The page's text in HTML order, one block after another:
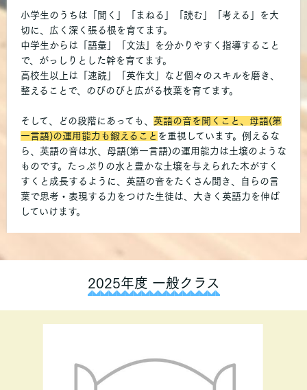
小学生のうちは「聞く」「まねる」「読む」「考える」を大
切に、広く深く張る根を育てます。
中学生からは「語彙」「文法」を分かりやすく指導すること
で、がっしりとした幹を育てます。
高校生以上は「速読」「英作文」など個々のスキルを磨き、
整えることで、のびのびと広がる枝葉を育てます。
そして、どの段階にあっても、 英語の音を聞くこと、母語(第
一言語)の運用能力も鍛えること を重視しています。例えるな
ら、英語の音は水、母語(第一言語)の運用能力は土壌のような
ものです。たっぷりの水と豊かな土壌を与えられた木がすく
すくと成長するように、英語の音をたくさん聞き、自らの言
葉で思考・表現する力をつけた生徒は、大きく英語力を伸ば
していけます。
2025年度 一般クラス